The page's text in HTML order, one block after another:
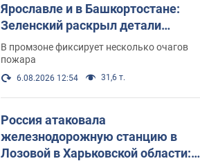
Ярославле и в Башкортостане:
Зеленский раскрыл детали
операции. Фото и видео
В промзоне фиксирует несколько очагов
пожара
6.08.2026 12:54 31,6 т.
Россия атаковала
железнодорожную станцию в
Лозовой в Харьковской области: